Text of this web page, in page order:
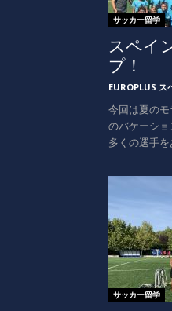
サッカー留学
スペイ
プ！
EUROPLUS ス
今回は夏の
のバケーシ
多くの選手を
サッカー留学